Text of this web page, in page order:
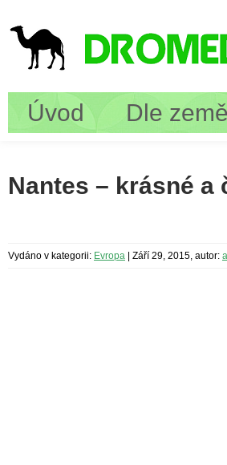
Úvod Dle země
Nantes – krásné a
Vydáno v kategorii: Evropa Září 29, 2015, autor: